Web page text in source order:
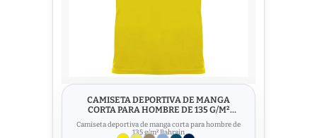
CAMISETA DEPORTIVA DE MANGA
CORTA PARA HOMBRE DE 135 G/M²
BAHRAIN
Camiseta deportiva de manga corta para hombre de
135 g/m² Bahrain